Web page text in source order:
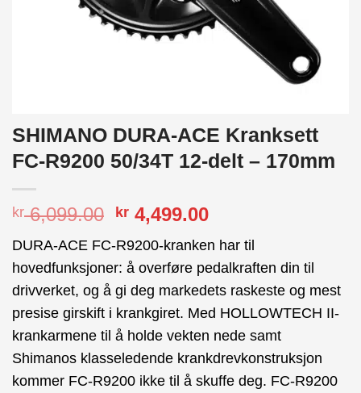
SHIMANO DURA-ACE Kranksett
FC-R9200 50/34T 12-delt – 170mm
kr6,099.00 Opprinnelig
var:
kr 6,099.00.
kr 4,499.00Nåværende
er:
kr 4,499.00.
DURA-ACE FC-R9200-kranken har til
hovedfunksjoner: å overføre pedalkraften din til
drivverket, og å gi deg markedets raskeste og mest
presise girskift i krankgiret. Med HOLLOWTECH II-
krankarmene til å holde vekten nede samt
Shimanos klasseledende krankdrevkonstruksjon
kommer FC-R9200 ikke til å skuffe deg. FC-R9200